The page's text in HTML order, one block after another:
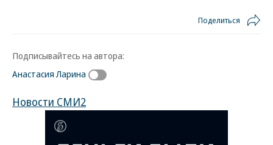
Поделиться
Подписывайтесь на автора:
Анастасия Ларина
Новости СМИ2